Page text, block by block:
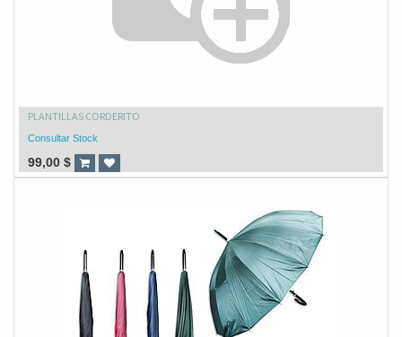
PLANTILLAS CORDERITO
Consultar Stock
99,00 $